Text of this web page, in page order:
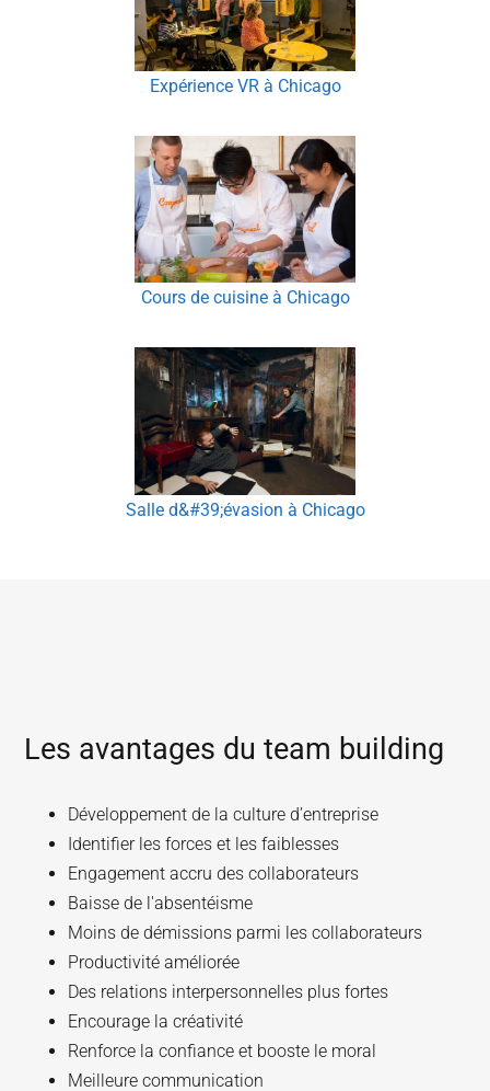
Expérience VR à Chicago
Cours de cuisine à Chicago
Salle d&#39;évasion à Chicago
Les avantages du team building
Développement de la culture d’entreprise
Identifier les forces et les faiblesses
Engagement accru des collaborateurs
Baisse de l'absentéisme
Moins de démissions parmi les collaborateurs
Productivité améliorée
Des relations interpersonnelles plus fortes
Encourage la créativité
Renforce la confiance et booste le moral
Meilleure communication